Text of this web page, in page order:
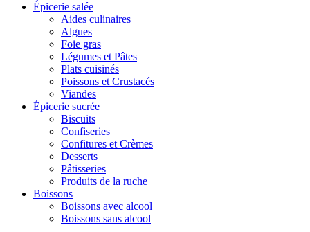
Épicerie salée
Aides culinaires
Algues
Foie gras
Légumes et Pâtes
Plats cuisinés
Poissons et Crustacés
Viandes
Épicerie sucrée
Biscuits
Confiseries
Confitures et Crèmes
Desserts
Pâtisseries
Produits de la ruche
Boissons
Boissons avec alcool
Boissons sans alcool